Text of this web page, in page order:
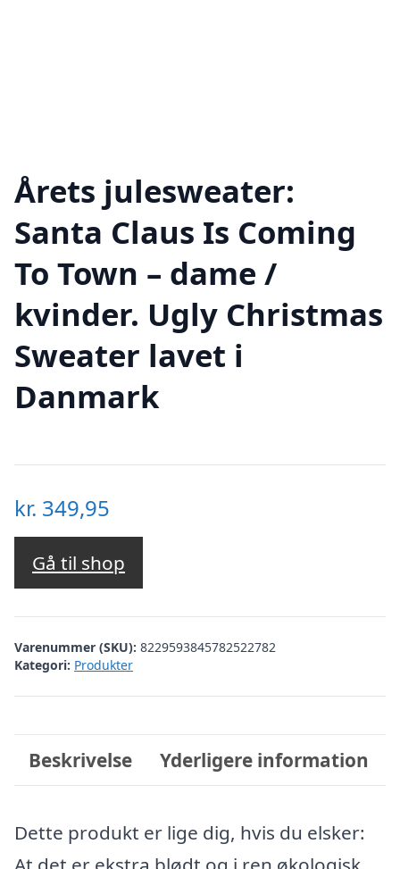
Årets julesweater:
Santa Claus Is Coming
To Town – dame /
kvinder. Ugly Christmas
Sweater lavet i
Danmark
kr. 349,95
Gå til shop
Varenummer (SKU): 8229593845782522782
Kategori: Produkter
Beskrivelse Yderligere information
Dette produkt er lige dig, hvis du elsker: